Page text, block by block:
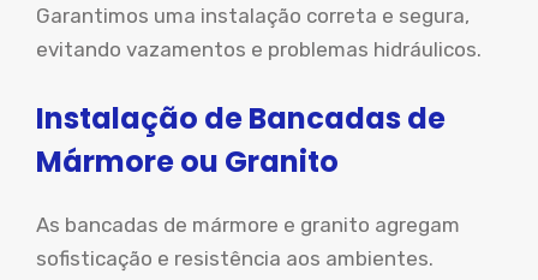
Garantimos uma instalação correta e segura,
evitando vazamentos e problemas hidráulicos.
Instalação de Bancadas de
Mármore ou Granito
As bancadas de mármore e granito agregam
sofisticação e resistência aos ambientes.